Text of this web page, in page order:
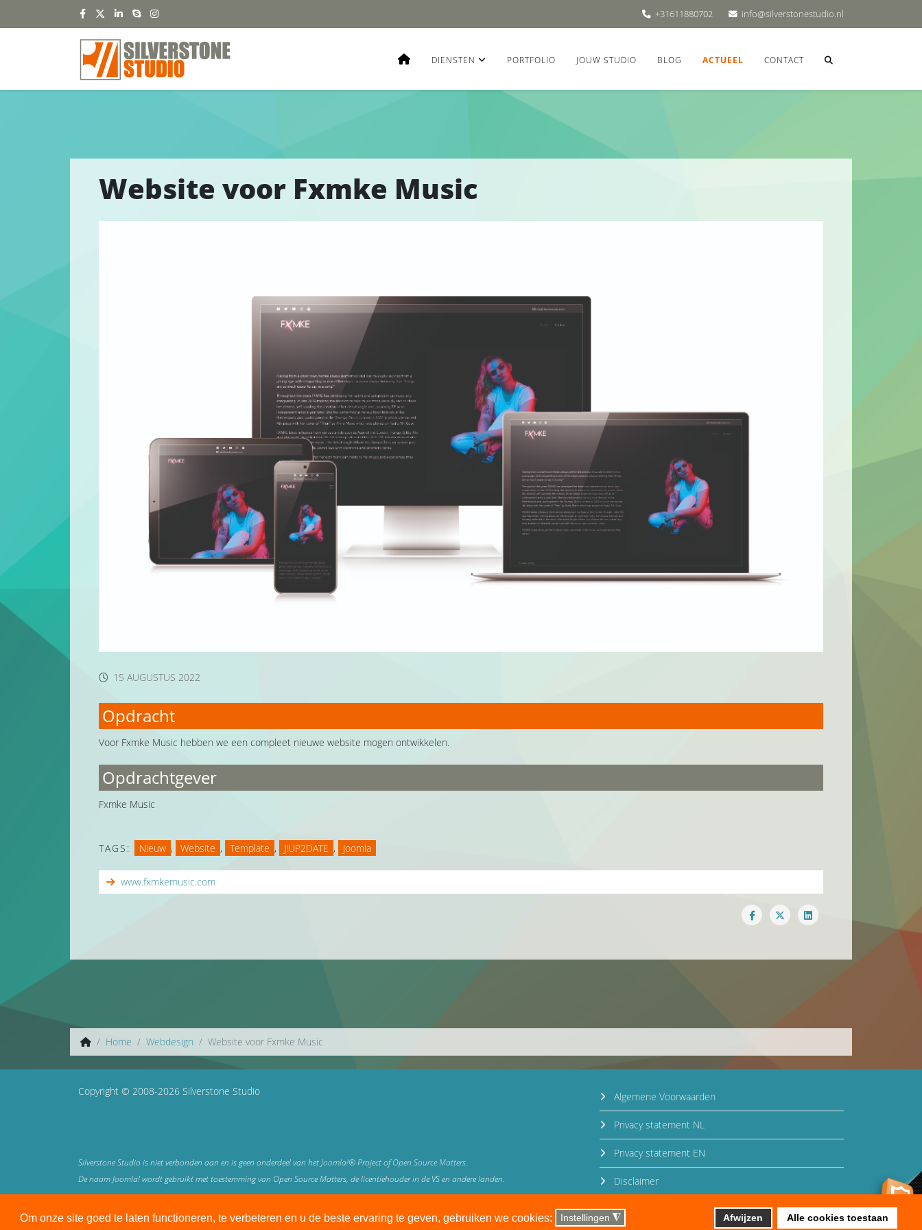
Om onze site goed te laten functioneren, te verbeteren en u de beste ervaring te geven, gebruiken we cookies: Instellingen ◮ Afwijzen Alle cookies toestaan
+31611880702 info@silverstonestudio.nl
DIENSTEN PORTFOLIO JOUW STUDIO BLOG ACTUEEL CONTACT
Website voor Fxmke Music
15 AUGUSTUS 2022
Opdracht
Voor Fxmke Music hebben we een compleet nieuwe website mogen ontwikkelen.
Opdrachtgever
Fxmke Music
TAGS: Nieuw , Website , Template , J!UP2DATE , Joomla
www.fxmkemusic.com
Home Webdesign Website voor Fxmke Music
Copyright © 2008-2026 Silverstone Studio
Silverstone Studio is niet verbonden aan en is geen onderdeel van hetJoomla!®Project ofOpen Source Matters.
De naam Joomla! wordt gebruikt met toestemming van Open Source Matters, de licentiehouder in de VS en andere landen.
Algemene Voorwaarden
Privacy statement NL
Privacy statement EN
Disclaimer
Auteursrecht en gebruiksrecht